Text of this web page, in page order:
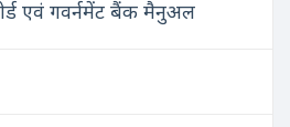
एवं गवर्नमेंट बैंक मैनुअल